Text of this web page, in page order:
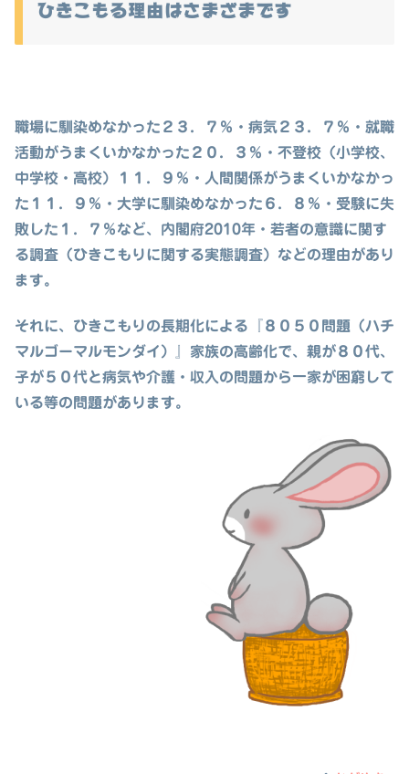
ひきこもる理由はさまざまです
職場に馴染めなかった２３．７％・病気２３．７％・就職
活動がうまくいかなかった２０．３％・不登校（小学校、
中学校・高校）１１．９％・人間関係がうまくいかなかっ
た１１．９％・大学に馴染めなかった６．８％・受験に失
敗した１．７％など、内閣府2010年・若者の意識に関す
る調査（ひきこもりに関する実態調査）などの理由があり
ます。
それに、ひきこもりの長期化による『８０５０問題（ハチ
マルゴーマルモンダイ）』家族の高齢化で、親が８０代、
子が５０代と病気や介護・収入の問題から一家が困窮して
いる等の問題があります。